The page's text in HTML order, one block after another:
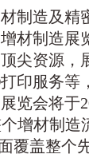
制造及精
材制造展
尖资源，
印服务等
览会将于
增材制造
覆盖整个